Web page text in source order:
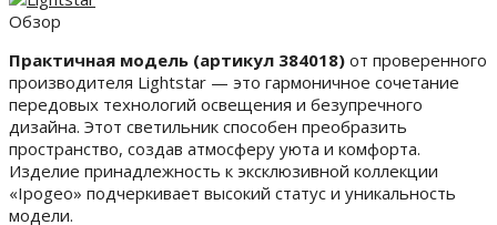
Обзор
Практичная модель (артикул 384018) от проверенного
производителя Lightstar — это гармоничное сочетание
передовых технологий освещения и безупречного
дизайна. Этот светильник способен преобразить
пространство, создав атмосферу уюта и комфорта.
Изделие принадлежность к эксклюзивной коллекции
«Ipogeo» подчеркивает высокий статус и уникальность
модели.